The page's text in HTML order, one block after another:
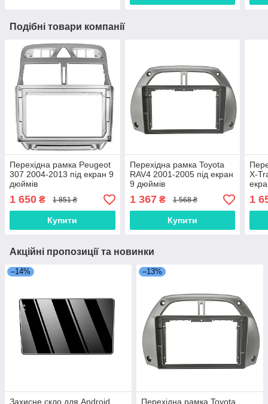
Подібні товари компанії
Перехідна рамка Peugeot
307 2004-2013 під екран 9
дюймів
1 650 ₴ 1 851 ₴
Купити
Перехідна рамка Toyota
RAV4 2001-2005 під екран
9 дюймів
1 367₴ 1 568 ₴
Купити
X-
1
Акційні пропозиції та новинки
–14%
Захисне скло для Android
–13%
Перехідна рамка Toyota